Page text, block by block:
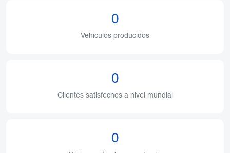
0
Vehículos producidos
0
Clientes satisfechos a nivel mundial
0